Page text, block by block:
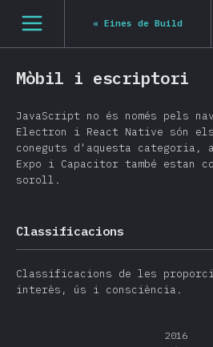
[ca-ES] general.open_nav
« Eines de Build
Mòbil i escriptori
JavaScript no és només pels
Electron i React Native són els
coneguts d'aquesta categoria,
Expo i Capacitor també estan
soroll.
Classificacions
Classificacions de les
interès, ús i consciència.
2016